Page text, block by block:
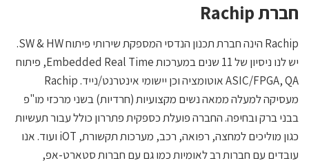
Rachip
Rachip הינה חברת תכנון הנדסי המספקת שירותי פיתוח SW & HW.
יש לנו ניסיון של 11 שנים במערכות Embedded Real Time, פיתוח
ASIC/FPGA, QA אוטומציה וכן יישומי אינטרנט/נייד. Rachip
למעלה ממאה נשים מקצועיות (חרדיות) בשני מרכזי מו"פ
ברק ובחיפה. החברה פועלת כספקית פתררון כולל עבור תעשיות
כגון מוליכים למחצה, רפואה, רכב, מערכות תקשורת, iOT ועוד. אנו
עם חברות רב לאומיות כמו גם עם חברות סטארט-אפ,